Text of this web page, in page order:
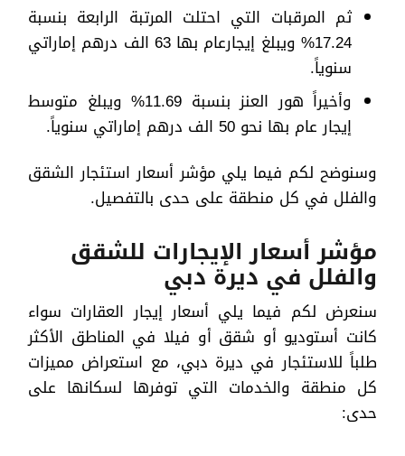
ثم المرقبات التي احتلت المرتبة الرابعة بنسبة
17.24% ويبلغ إيجارعام بها 63 الف درهم إماراتي
سنوياً.
وأخيراً هور العنز بنسبة 11.69% ويبلغ متوسط
إيجار عام بها نحو 50 الف درهم إماراتي سنوياً.
وسنوضح لكم فيما يلي مؤشر أسعار استئجار الشقق
والفلل في كل منطقة على حدى بالتفصيل.
مؤشر أسعار الإيجارات للشقق
والفلل في ديرة دبي
سنعرض لكم فيما يلي أسعار إيجار العقارات سواء
كانت أستوديو أو شقق أو فيلا في المناطق الأكثر
طلباً للاستئجار في ديرة دبي، مع استعراض مميزات
كل منطقة والخدمات التي توفرها لسكانها على
حدى: